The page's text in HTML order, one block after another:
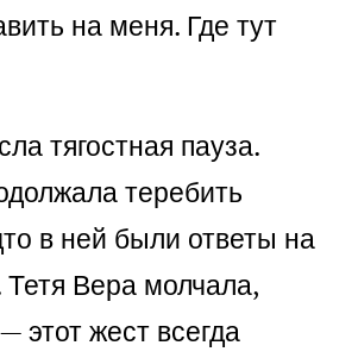
на меня. Где тут
тягостная пауза.
теребить
в ней были ответы на
Вера молчала,
этот жест всегда